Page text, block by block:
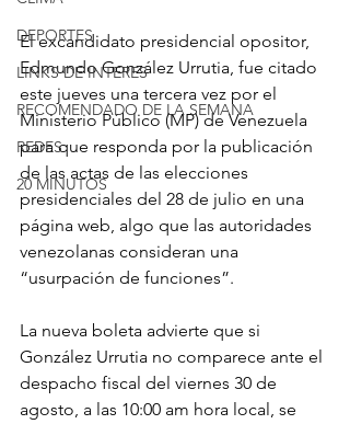
DEPORTES
LINKS DE INTERES
RECOMENDADO DE LA SEMANA
REDES
20 MINUTOS
El excandidato presidencial opositor,
Edmundo González Urrutia, fue citado
este jueves una tercera vez por el
Ministerio Público (MP) de Venezuela
para que responda por la publicación
de las actas de las elecciones
presidenciales del 28 de julio en una
página web, algo que las autoridades
venezolanas consideran una
“usurpación de funciones”.
La nueva boleta advierte que si
González Urrutia no comparece ante el
despacho fiscal del viernes 30 de
agosto, a las 10:00 am hora local, se